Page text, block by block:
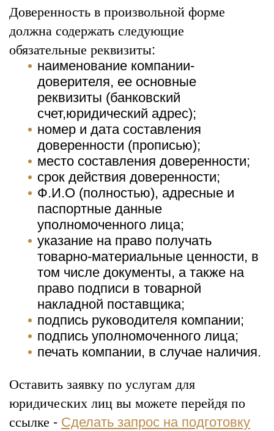
Доверенность в произвольной форме
должна содержать следующие
обязательные реквизиты:
наименование компании-
доверителя, ее основные
реквизиты (банковский
счет,юридический адрес);
номер и дата составления
доверенности (прописью);
место составления доверенности;
срок действия доверенности;
Ф.И.О (полностью), адресные и
паспортные данные
уполномоченного лица;
указание на право получать
товарно-материальные ценности, в
том числе документы, а также на
право подписи в товарной
накладной поставщика;
подпись руководителя компании;
подпись уполномоченного лица;
печать компании, в случае наличия.
Оставить заявку по услугам для
юридических лиц вы можете перейдя по
ссылке - Сделать запрос на подготовку